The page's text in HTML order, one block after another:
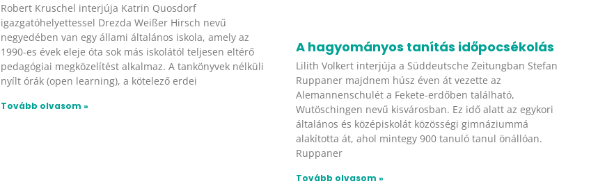
Robert Kruschel interjúja Katrin Quosdorf
igazgatóhelyettessel Drezda Weißer Hirsch nevű
negyedében van egy állami általános iskola, amely az
1990-es évek eleje óta sok más iskolától teljesen eltérő
pedagógiai megközelítést alkalmaz. A tankönyvek nélküli
nyílt órák (open learning), a kötelező erdei
Tovább olvasom »
A hagyományos tanítás időpocsékolás
Lilith Volkert interjúja a Süddeutsche Zeitungban Stefan
Ruppaner majdnem húsz éven át vezette az
Alemannenschulét a Fekete-erdőben található,
Wutöschingen nevű kisvárosban. Ez idő alatt az egykori
általános és középiskolát közösségi gimnáziummá
alakította át, ahol mintegy 900 tanuló tanul önállóan.
Ruppaner
Tovább olvasom »